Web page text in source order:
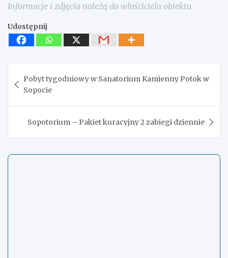
Informacje i zdjęcia należą do właściciela obiektu.
Udostępnij
wpisu
Pobyt tygodniowy w Sanatorium Kamienny Potok w
Sopocie
Sopotorium – Pakiet kuracyjny 2 zabiegi dziennie